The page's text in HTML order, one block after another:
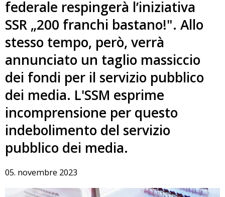
federale respingerà l’iniziativa
SSR „200 franchi bastano!". Allo
stesso tempo, però, verrà
annunciato un taglio massiccio
dei fondi per il servizio pubblico
dei media. L'SSM esprime
incomprensione per questo
indebolimento del servizio
pubblico dei media.
05. novembre 2023